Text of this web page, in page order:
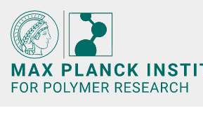
Main-
Content